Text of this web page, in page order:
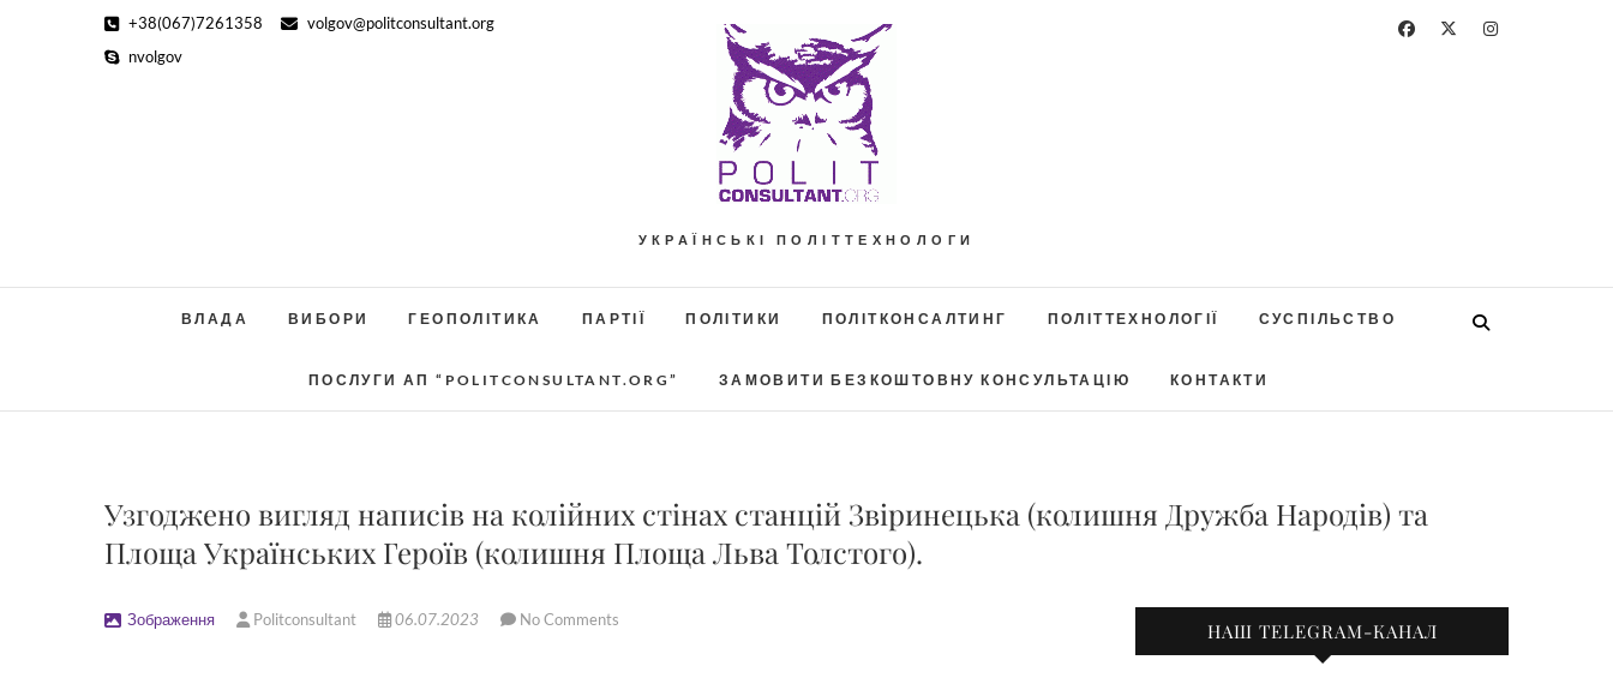
+38(067)7261358
volgov@politconsultant.org
nvolgov
УКРАЇНСЬКІ ПОЛІТТЕХНОЛОГИ
ВЛАДА ВИБОРИ ГЕОПОЛІТИКА ПАРТІЇ ПОЛІТИКИ ПОЛІТКОНСАЛТИНГ ПОЛІТТЕХНОЛОГІЇ СУСПІЛЬСТВО
ПОСЛУГИ АП “POLITCONSULTANT.ORG” ЗАМОВИТИ БЕЗКОШТОВНУ КОНСУЛЬТАЦІЮ КОНТАКТИ
Узгоджено вигляд написів на колійних стінах станцій Звіринецька (колишня Дружба Народів) та
Площа Українських Героїв (колишня Площа Льва Толстого).
Зображення Politconsultant 06.07.2023 No Comments НАШ TELEGRAM-КАНАЛ